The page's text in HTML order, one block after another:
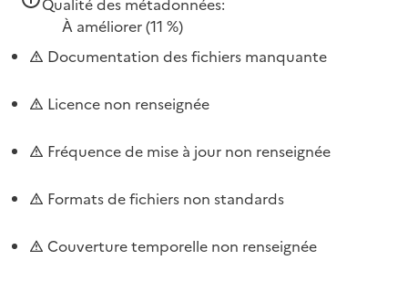
À améliorer(11 %)
Documentation des fichiers manquante
Licence non renseignée
Fréquence de mise à jour non renseignée
Formats de fichiers non standards
Couverture temporelle non renseignée